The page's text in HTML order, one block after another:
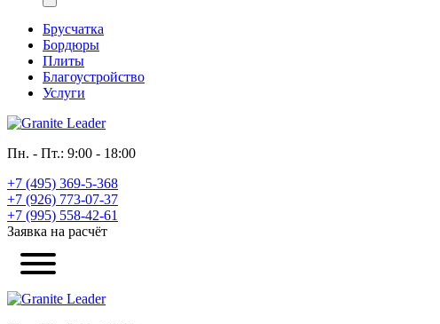
Брусчатка
Бордюры
Плиты
Благоустройство
Услуги
Пн. - Пт.: 9:00 - 18:00
+7 (495) 369-5-368
+7 (926) 773-07-37
+7 (995) 558-42-61
Заявка на расчёт